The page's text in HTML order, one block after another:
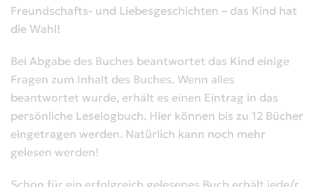
Freundschafts- und Liebesgeschichten – das Kind hat
die Wahl!
Bei Abgabe des Buches beantwortet das Kind einige
Fragen zum Inhalt des Buches. Wenn alles
beantwortet wurde, erhält es einen Eintrag in das
persönliche Leselogbuch. Hier können bis zu 12 Bücher
eingetragen werden. Natürlich kann noch mehr
gelesen werden!
Schon für ein erfolgreich gelesenes Buch erhält jede/r